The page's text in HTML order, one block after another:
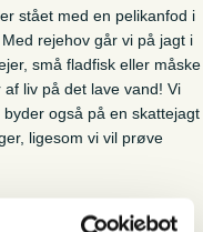
stået med en pelikanfod i
rejehov går vi på jagt i
små fladfisk eller måske
liv på det lave vand! Vi
også på en skattejagt
ligesom vi vil prøve